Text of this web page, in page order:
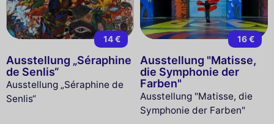
14 €
Ausstellung „Séraphine
de Senlis“
Ausstellung „Séraphine de
Senlis“
16 €
Ausstellung "Matisse,
die Symphonie der
Farben"
Ausstellung "Matisse, die
Symphonie der Farben"